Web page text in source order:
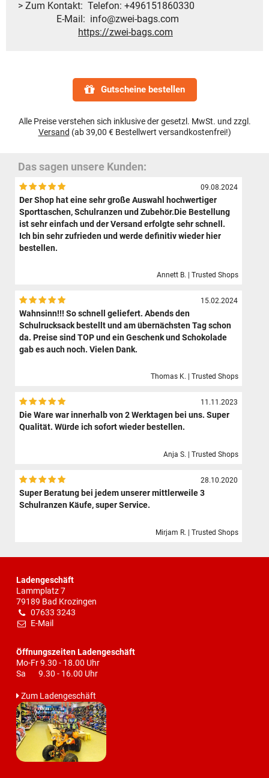
> Zum Kontakt: Telefon: +496151860330
E-Mail: info@zwei-bags.com
https://zwei-bags.com
Gutscheine bestellen
Alle Preise verstehen sich inklusive der gesetzl. MwSt. und zzgl.
Versand (ab 39,00 € Bestellwert versandkostenfrei!)
Das sagen unsere Kunden:
09.08.2024
Der Shop hat eine sehr große Auswahl hochwertiger
Sporttaschen, Schulranzen und Zubehör.Die Bestellung
ist sehr einfach und der Versand erfolgte sehr schnell.
Ich bin sehr zufrieden und werde definitiv wieder hier
bestellen.
Annett B. | Trusted Shops
15.02.2024
Wahnsinn!!! So schnell geliefert. Abends den
Schulrucksack bestellt und am übernächsten Tag schon
da. Preise sind TOP und ein Geschenk und Schokolade
gab es auch noch. Vielen Dank.
Thomas K. | Trusted Shops
11.11.2023
Die Ware war innerhalb von 2 Werktagen bei uns. Super
Qualität. Würde ich sofort wieder bestellen.
Anja S. | Trusted Shops
28.10.2020
Super Beratung bei jedem unserer mittlerweile 3
Schulranzen Käufe, super Service.
Mirjam R. | Trusted Shops
Ladengeschäft
Lammplatz 7
79189 Bad Krozingen
07633 3243
E-Mail
Öffnungszeiten Ladengeschäft
Mo-Fr 9.30 - 18.00 Uhr
Sa 9.30 - 16.00 Uhr
Zum Ladengeschäft